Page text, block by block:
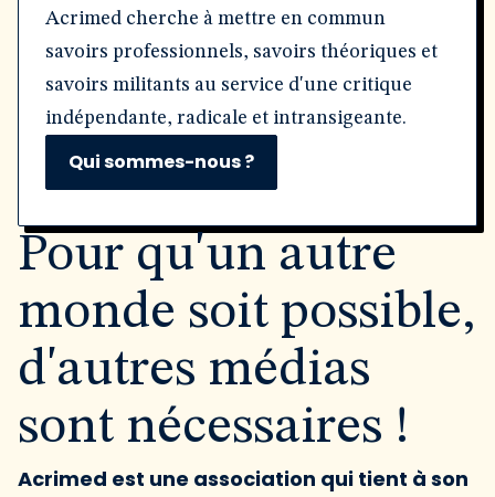
Acrimed cherche à mettre en commun
savoirs professionnels, savoirs théoriques et
savoirs militants au service d'une critique
indépendante, radicale et intransigeante.
Qui sommes-nous ?
Pour qu'un autre
monde soit possible,
d'autres médias
sont nécessaires !
Acrimed est une association qui tient à son